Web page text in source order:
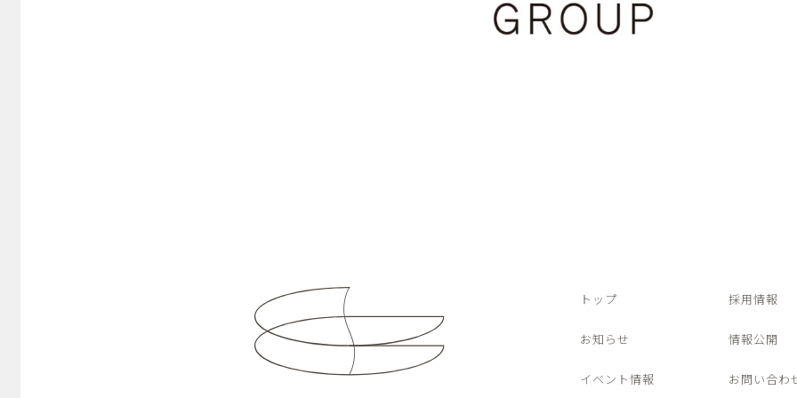
トップ
お知らせ
イベント情報
採用情報
情報公開
お問い合わ